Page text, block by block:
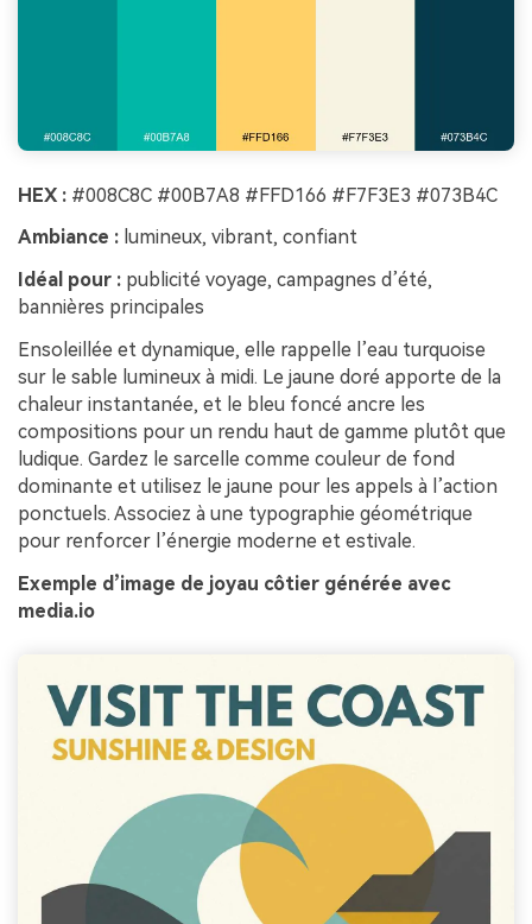
HEX : #008C8C #00B7A8 #FFD166 #F7F3E3 #073B4C
Ambiance : lumineux, vibrant, confiant
Idéal pour : publicité voyage, campagnes d’été,
bannières principales
Ensoleillée et dynamique, elle rappelle l’eau turquoise
sur le sable lumineux à midi. Le jaune doré apporte de la
chaleur instantanée, et le bleu foncé ancre les
compositions pour un rendu haut de gamme plutôt que
ludique. Gardez le sarcelle comme couleur de fond
dominante et utilisez le jaune pour les appels à l’action
ponctuels. Associez à une typographie géométrique
pour renforcer l’énergie moderne et estivale.
Exemple d’image de joyau côtier générée avec
media.io